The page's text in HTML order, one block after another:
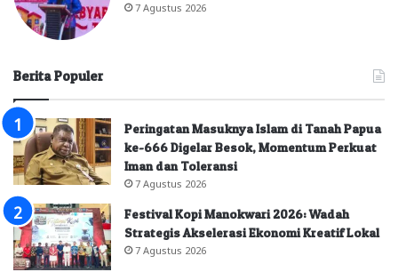
7 Agustus 2026
Berita Populer
Peringatan Masuknya Islam di Tanah Papua
ke-666 Digelar Besok, Momentum Perkuat
Iman dan Toleransi
7 Agustus 2026
Festival Kopi Manokwari 2026: Wadah
Strategis Akselerasi Ekonomi Kreatif Lokal
7 Agustus 2026